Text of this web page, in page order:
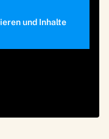
und Inhalte